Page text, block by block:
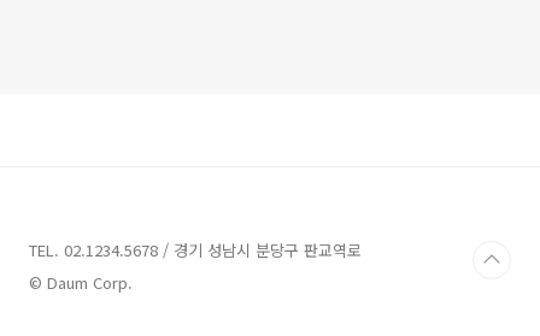
TEL. 02.1234.5678 / 경기 성남시 분당구 판교역로
© Daum Corp.